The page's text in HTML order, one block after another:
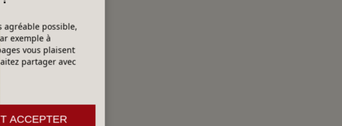
agréable possible,
exemple à
vous plaisent
partager avec
ACCEPTER